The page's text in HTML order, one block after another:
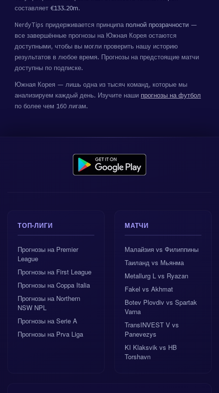
составляет €133.20m.
NerdyTips придерживается принципа полной прозрачности —
все завершённые прогнозы на Южная Корея остаются
доступными, чтобы вы могли проверить нашу историю
результатов в любое время. Прогнозы на предстоящие матчи
доступны по подписке.
Южная Корея — лишь одна из тысяч команд, которые мы
анализируем каждый день. Изучите наши прогнозы на футбол
по более чем 160 лигам.
ТОП-ЛИГИ
Прогнозы на Premier
League
Прогнозы на First League
Прогнозы на Coppa Italia
Прогнозы на Northern
NSW NPL
Прогнозы на Serie A
Прогнозы на Prva Liga
МАТЧИ
Малайзия vs Филиппины
Таиланд vs Мьянма
Metallurg L vs Ryazan
Fakel vs Akhmat
Botev Plovdiv vs Spartak
Varna
TransINVEST V vs
Panevezys
KI Klaksvik vs HB
Torshavn